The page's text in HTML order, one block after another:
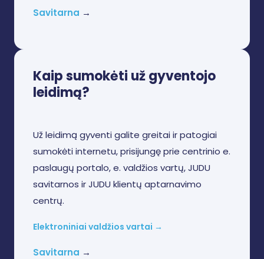
Savitarna →
Kaip sumokėti už gyventojo
leidimą?
Už leidimą gyventi galite greitai ir patogiai
sumokėti internetu, prisijungę prie centrinio e.
paslaugų portalo, e. valdžios vartų, JUDU
savitarnos ir JUDU klientų aptarnavimo
centrų.
Elektroniniai valdžios vartai →
Savitarna →